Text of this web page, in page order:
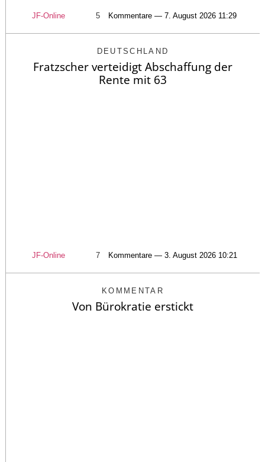
JF-Online 5 Kommentare — 7. August 2026 11:29
DEUTSCHLAND
Fratzscher verteidigt Abschaffung der
Rente mit 63
JF-Online 7 Kommentare — 3. August 2026 10:21
KOMMENTAR
Von Bürokratie erstickt